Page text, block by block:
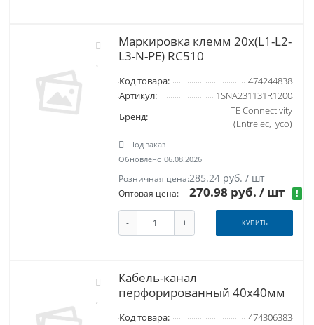
Маркировка клемм 20x(L1-L2-
L3-N-PE) RC510
Код товара:
474244838
Артикул:
1SNA231131R1200
Бренд:
TE Connectivity
(Entrelec,Tyco)
Под заказ
Обновлено 06.08.2026
Розничная цена:285.24 руб. / шт
Оптовая цена: 270.98 руб./ шт !
- + КУПИТЬ
Кабель-канал
перфорированный 40х40мм
Код товара:
474306383